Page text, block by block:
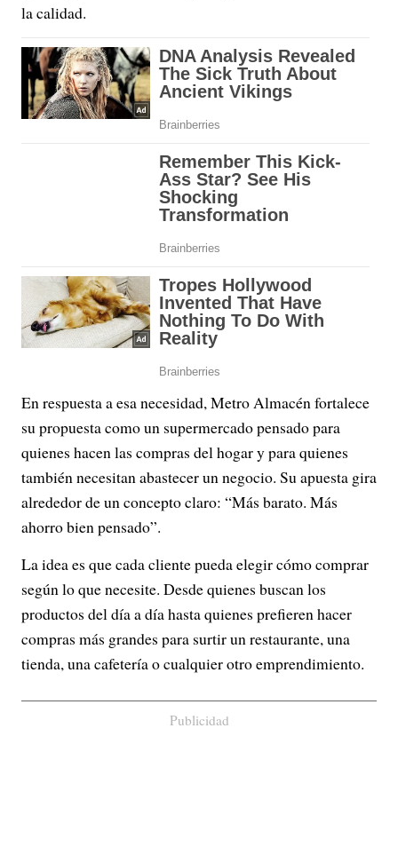
la calidad.
En respuesta a esa necesidad, Metro Almacén fortalece
su propuesta como un supermercado pensado para
quienes hacen las compras del hogar y para quienes
también necesitan abastecer un negocio. Su apuesta gira
alrededor de un concepto claro: “Más barato. Más
ahorro bien pensado”.
La idea es que cada cliente pueda elegir cómo comprar
según lo que necesite. Desde quienes buscan los
productos del día a día hasta quienes prefieren hacer
compras más grandes para surtir un restaurante, una
tienda, una cafetería o cualquier otro emprendimiento.
Publicidad